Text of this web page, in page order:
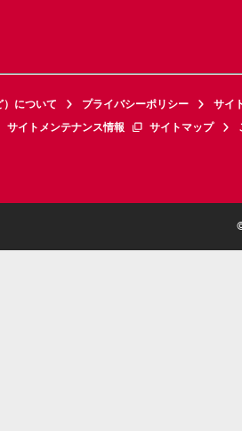
について プライバシーポリシー
サイ
サイトメンテナンス情報 サイトマップ